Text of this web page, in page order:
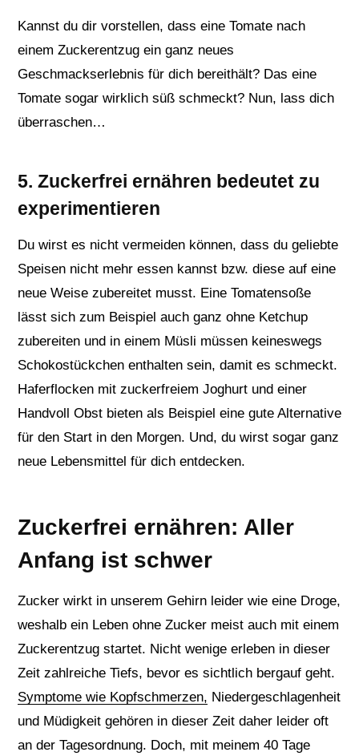
Kannst du dir vorstellen, dass eine Tomate nach
einem Zuckerentzug ein ganz neues
Geschmackserlebnis für dich bereithält? Das eine
Tomate sogar wirklich süß schmeckt? Nun, lass dich
überraschen…
5. Zuckerfrei ernähren bedeutet zu
experimentieren
Du wirst es nicht vermeiden können, dass du geliebte
Speisen nicht mehr essen kannst bzw. diese auf eine
neue Weise zubereitet musst. Eine Tomatensoße
lässt sich zum Beispiel auch ganz ohne Ketchup
zubereiten und in einem Müsli müssen keineswegs
Schokostückchen enthalten sein, damit es schmeckt.
Haferflocken mit zuckerfreiem Joghurt und einer
Handvoll Obst bieten als Beispiel eine gute Alternative
für den Start in den Morgen. Und, du wirst sogar ganz
neue Lebensmittel für dich entdecken.
Zuckerfrei ernähren: Aller
Anfang ist schwer
Zucker wirkt in unserem Gehirn leider wie eine Droge,
weshalb ein Leben ohne Zucker meist auch mit einem
Zuckerentzug startet. Nicht wenige erleben in dieser
Zeit zahlreiche Tiefs, bevor es sichtlich bergauf geht.
Symptome wie Kopfschmerzen, Niedergeschlagenheit
und Müdigkeit gehören in dieser Zeit daher leider oft
an der Tagesordnung. Doch, mit meinem 40 Tage